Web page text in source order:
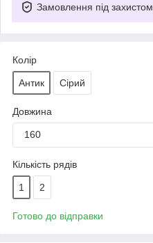
Замовлення під захистом
Колір
Антик Сірий
Довжина
160
Кількість рядів
1 2
Готово до відправки